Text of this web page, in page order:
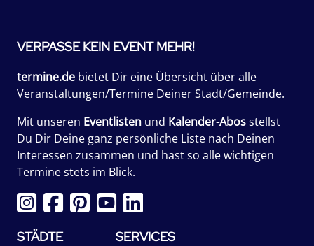
VERPASSE KEIN EVENT MEHR!
termine.de bietet Dir eine Übersicht über alle
Veranstaltungen/Termine Deiner Stadt/Gemeinde.
Mit unseren Eventlisten und Kalender-Abosstellst
Du Dir Deine ganz persönliche Liste nach Deinen
Interessen zusammen und hast so alle wichtigen
Termine stets im Blick.
STÄDTE SERVICES